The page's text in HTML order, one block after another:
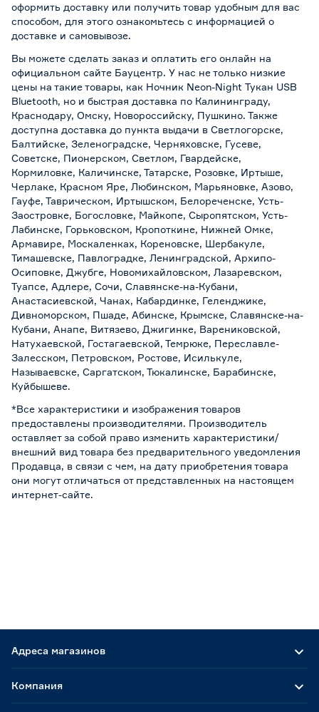
оформить доставку или получить товар удобным для вас
способом, для этого ознакомьтесь с информацией о
доставке и самовывозе.
Вы можете сделать заказ и оплатить его онлайн на
официальном сайте Бауцентр. У нас не только низкие
цены на такие товары, как Ночник Neon-Night Тукан USB
Bluetooth, но и быстрая доставка по Калининграду,
Краснодару, Омску, Новороссийску, Пушкино. Также
доступна доставка до пункта выдачи в Светлогорске,
Балтийске, Зеленоградске, Черняховске, Гусеве,
Советске, Пионерском, Светлом, Гвардейске,
Кормиловке, Каличинске, Татарске, Розовке, Иртыше,
Черлаке, Красном Яре, Любинском, Марьяновке, Азово,
Гауфе, Таврическом, Иртышском, Белореченске, Усть-
Заостровке, Богословке, Майкопе, Сыропятском, Усть-
Лабинске, Горьковском, Кропоткине, Нижней Омке,
Армавире, Москаленках, Кореновске, Шербакуле,
Тимашевске, Павлоградке, Ленинградской, Архипо-
Осиповке, Джубге, Новомихайловском, Лазаревском,
Туапсе, Адлере, Сочи, Славянске-на-Кубани,
Анастасиевской, Чанах, Кабардинке, Геленджике,
Дивноморском, Пшаде, Абинске, Крымске, Славянске-на-
Кубани, Анапе, Витязево, Джигинке, Варениковской,
Натухаевской, Гостагаевской, Темрюке, Переславле-
Залесском, Петровском, Ростове, Исилькуле,
Называевске, Саргатском, Тюкалинске, Барабинске,
Куйбышеве.
*Все характеристики и изображения товаров
предоставлены производителями. Производитель
оставляет за собой право изменить характеристики/
внешний вид товара без предварительного уведомления
Продавца, в связи с чем, на дату приобретения товара
они могут отличаться от представленных на настоящем
интернет-сайте.
Адреса магазинов
Компания